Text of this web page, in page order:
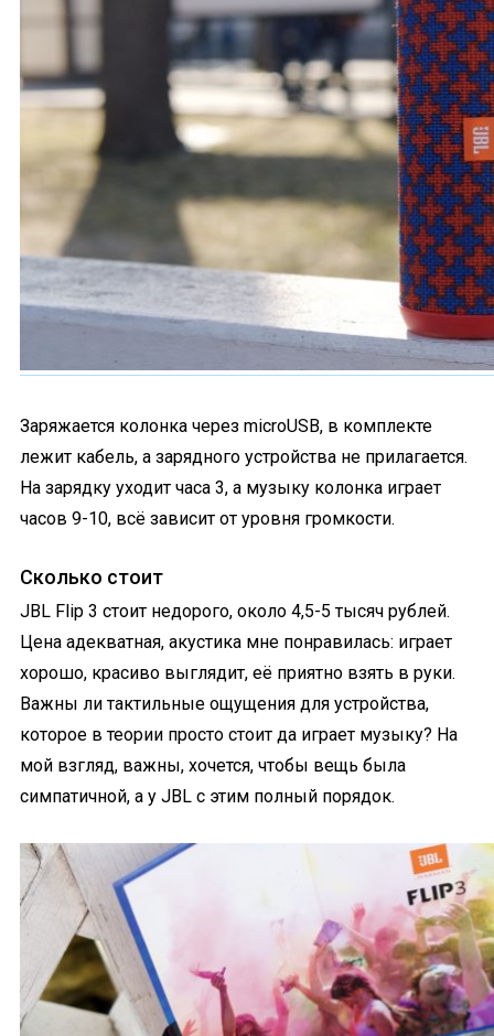
Заряжается колонка через microUSB, в комплекте
лежит кабель, а зарядного устройства не прилагается.
На зарядку уходит часа 3, а музыку колонка играет
часов 9-10, всё зависит от уровня громкости.
Сколько стоит
JBL Flip 3 стоит недорого, около 4,5-5 тысяч рублей.
Цена адекватная, акустика мне понравилась: играет
хорошо, красиво выглядит, её приятно взять в руки.
Важны ли тактильные ощущения для устройства,
которое в теории просто стоит да играет музыку? На
мой взгляд, важны, хочется, чтобы вещь была
симпатичной, а у JBL с этим полный порядок.